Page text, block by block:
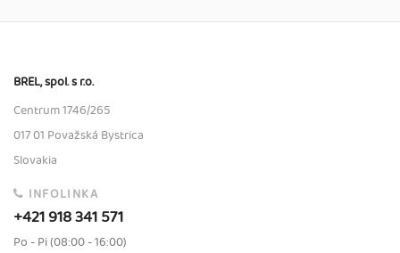
BREL, spol. s r.o.
Centrum 1746/265
017 01 Považská Bystrica
Slovakia
INFOLINKA
+421 918 341 571
Po - Pi (08:00 - 16:00)